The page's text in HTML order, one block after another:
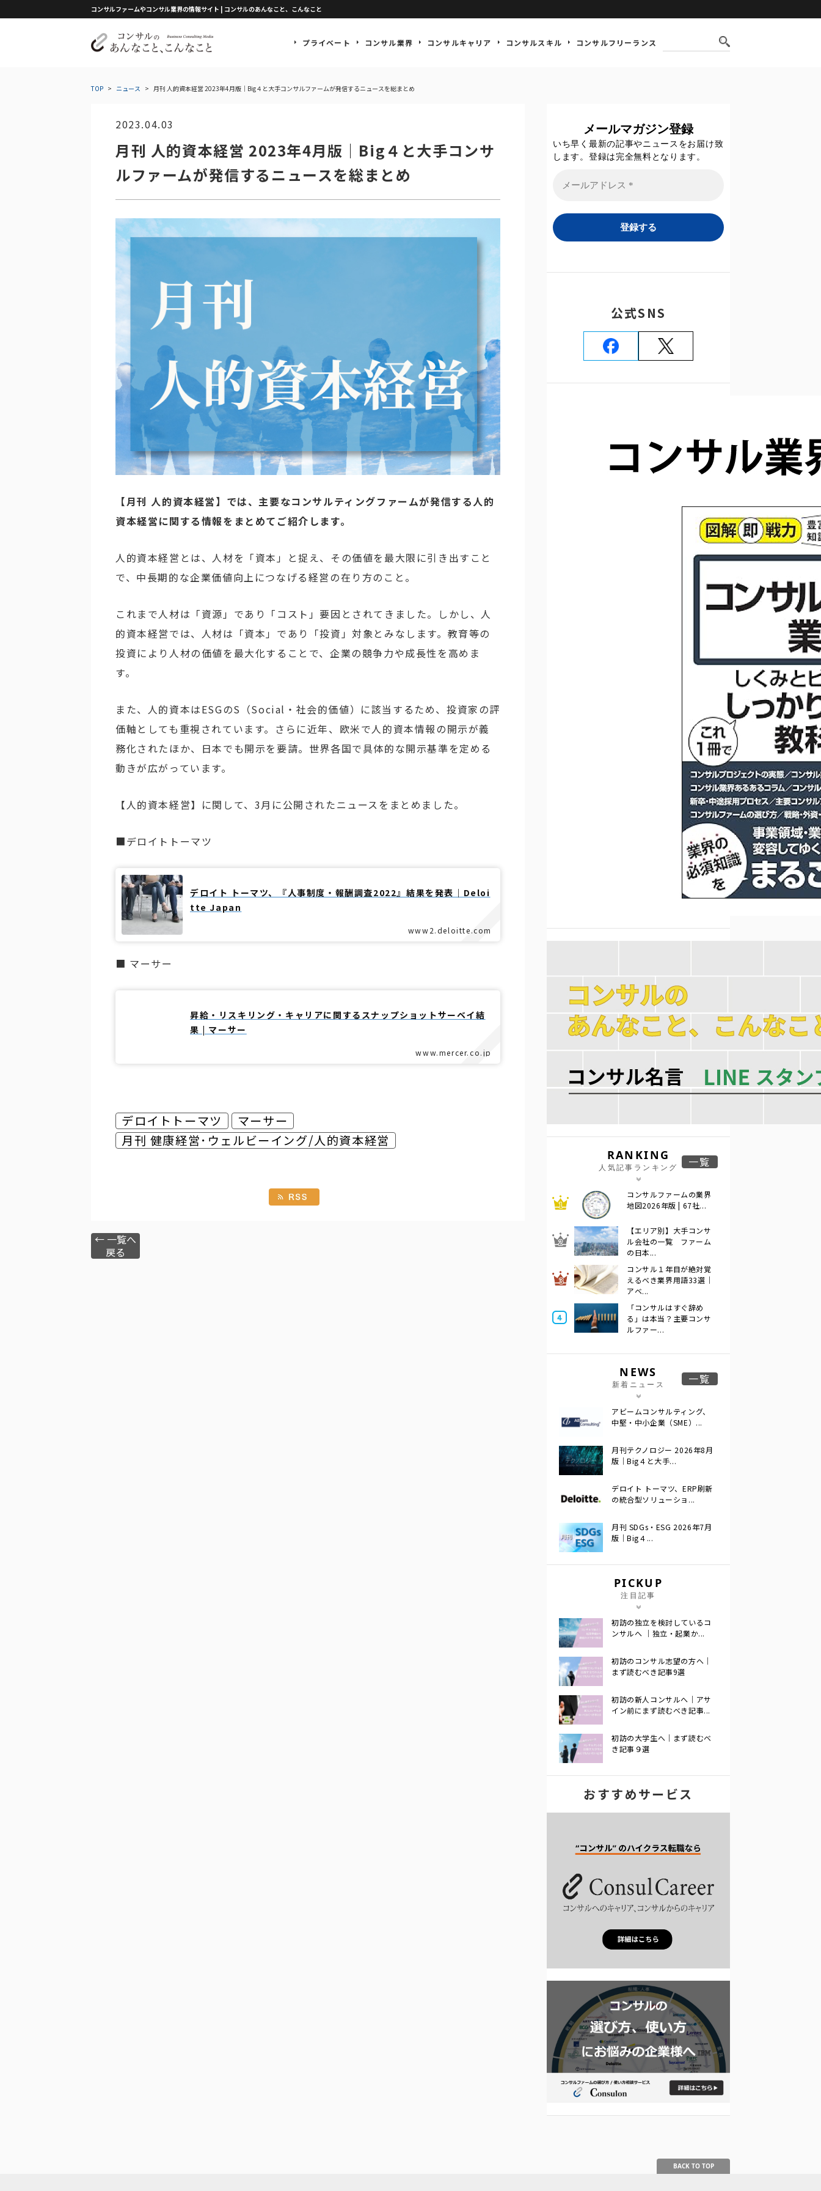
コンサルファームやコンサル業界の情報サイト | コンサルのあんなこと、こんなこと
プライベート コンサル業界 コンサルキャリア コンサルスキル コンサルフリーランス
TOP > ニュース > 月刊 人的資本経営 2023年4月版｜Big４と大手コンサルファームが発信するニュースを総まとめ
2023.04.03
月刊 人的資本経営 2023年4月版｜Big４と大手コンサ
ルファームが発信するニュースを総まとめ
【月刊 人的資本経営】では、主要なコンサルティングファームが発信する人的
資本経営に関する情報をまとめてご紹介します。
人的資本経営とは、人材を「資本」と捉え、その価値を最大限に引き出すこと
で、中長期的な企業価値向上につなげる経営の在り方のこと。
これまで人材は「資源」であり「コスト」要因とされてきました。しかし、人
的資本経営では、人材は「資本」であり「投資」対象とみなします。教育等の
投資により人材の価値を最大化することで、企業の競争力や成長性を高めま
す。
また、人的資本はESGのS（Social・社会的価値）に該当するため、投資家の評
価軸としても重視されています。さらに近年、欧米で人的資本情報の開示が義
務化されたほか、日本でも開示を要請。世界各国で具体的な開示基準を定める
動きが広がっています。
【人的資本経営】に関して、3月に公開されたニュースをまとめました。
■デロイトトーマツ
www2.deloitte.com
デロイト トーマツ、『人事制度・報酬調査2022』結果を発表｜Deloi
tte Japan
■ マーサー
www.mercer.co.jp
昇給・リスキリング・キャリアに関するスナップショットサーベイ結
果 | マーサー
デロイトトーマツ
マーサー
月刊 健康経営･ウェルビーイング/人的資本経営
← 一覧へ
戻る
メールマガジン登録
いち早く最新の記事やニュースをお届け致
します。登録は完全無料となります。
公式SNS
RANKING
人気記事ランキング 一覧
コンサルファームの業界
地図2026年版 | 67社...
【エリア別】大手コンサ
ル会社の一覧 ファーム
の日本...
コンサル１年目が絶対覚
えるべき業界用語33選｜
アベ...
「コンサルはすぐ辞め
る」は本当？主要コンサ
ルファー...
NEWS
新着ニュース 一覧
アビームコンサルティング、
中堅・中小企業（SME）...
月刊テクノロジー 2026年8月
版｜Big４と大手...
デロイト トーマツ、ERP刷新
の統合型ソリューショ...
月刊 SDGs・ESG 2026年7月
版｜Big４...
PICKUP
注目記事
初訪の独立を検討しているコ
ンサルへ ｜独立・起業か...
初訪のコンサル志望の方へ｜
まず読むべき記事9選
初訪の新人コンサルへ｜アサ
イン前にまず読むべき記事...
初訪の大学生へ｜まず読むべ
き記事９選
おすすめサービス
BACK TO TOP